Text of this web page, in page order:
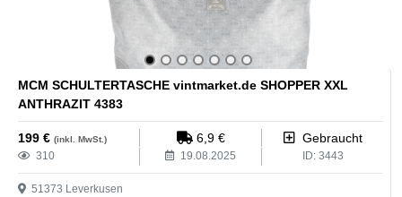
MCM SCHULTERTASCHE vintmarket.de SHOPPER XXL
ANTHRAZIT 4383
199 € (inkl. MwSt.) 6,9€ Gebraucht
310 19.08.2025 ID: 3443
51373 Leverkusen